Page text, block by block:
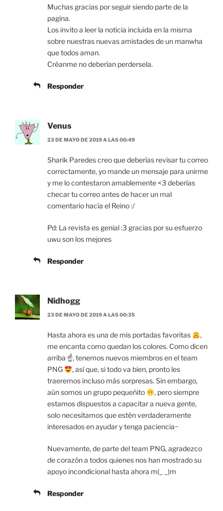
Muchas gracias por seguir siendo parte de la
pagina.
Los invito a leer la noticia incluida en la misma
sobre nuestras nuevas amistades de un manwha
que todos aman.
Créanme no deberían perdersela.
Responder
Venus
23 DE MAYO DE 2019 A LAS 00:49
Sharik Paredes creo que deberías revisar tu correo
correctamente, yo mande un mensaje para unirme
y me lo contestaron amablemente <3 deberías
checar tu correo antes de hacer un mal
comentario hacía el Reino :/
Pd: La revista es genial :3 gracias por su esfuerzo
uwu son los mejores
Responder
Nidhogg
23 DE MAYO DE 2019 A LAS 00:35
Hasta ahora es una de mis portadas favoritas
,
me encanta como quedan los colores. Como dicen
arriba ☝, tenemos nuevos miembros en el team
PNG
, así que, si todo va bien, pronto les
traeremos incluso más sorpresas. Sin embargo,
aún somos un grupo pequeñito
, pero siempre
estamos dispuestos a capacitar a nueva gente,
solo necesitamos que estén verdaderamente
interesados en ayudar y tenga paciencia~
Nuevamente, de parte del team PNG, agradezco
de corazón a todos quienes nos han mostrado su
apoyo incondicional hasta ahora m(_ _)m
Responder